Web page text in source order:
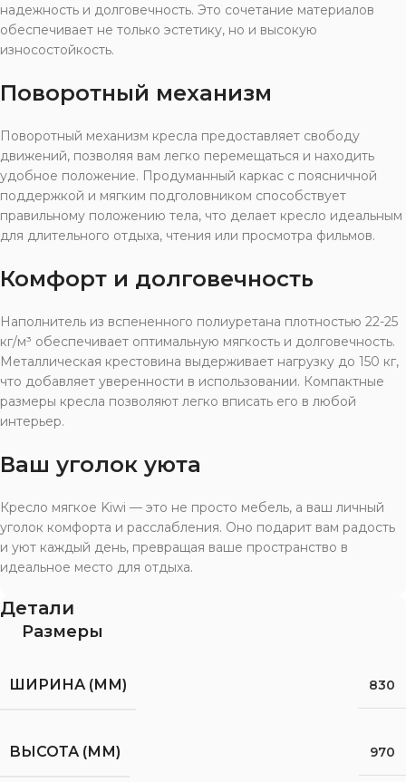
надежность и долговечность. Это сочетание материалов
обеспечивает не только эстетику, но и высокую
износостойкость.
Поворотный механизм
Поворотный механизм кресла предоставляет свободу
движений, позволяя вам легко перемещаться и находить
удобное положение. Продуманный каркас с поясничной
поддержкой и мягким подголовником способствует
правильному положению тела, что делает кресло идеальным
для длительного отдыха, чтения или просмотра фильмов.
Комфорт и долговечность
Наполнитель из вспененного полиуретана плотностью 22-25
кг/м³ обеспечивает оптимальную мягкость и долговечность.
Металлическая крестовина выдерживает нагрузку до 150 кг,
что добавляет уверенности в использовании. Компактные
размеры кресла позволяют легко вписать его в любой
интерьер.
Ваш уголок уюта
Кресло мягкое Kiwi — это не просто мебель, а ваш личный
уголок комфорта и расслабления. Оно подарит вам радость
и уют каждый день, превращая ваше пространство в
идеальное место для отдыха.
Детали
Размеры
ШИРИНА (ММ) 830
ВЫСОТА (ММ) 970